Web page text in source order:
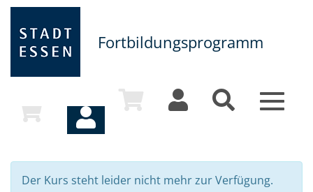
Fortbildungsprogramm
Toggle
Der Kurs steht leider nicht mehr zur Verfügung.